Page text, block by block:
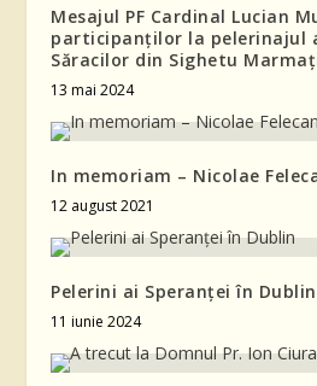
Mesajul PF Cardinal Lucian
participanților la pelerinajul
Săracilor din Sighetu
13 mai 2024
In memoriam – Nicolae
12 august 2021
Pelerini ai Speranței în Dublin
11 iunie 2024